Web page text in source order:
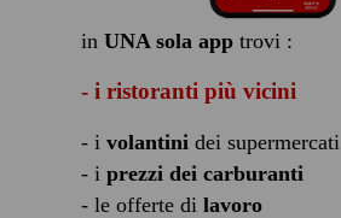
in UNA sola apptrovi :
- i ristoranti più vicini
- i volantinidei supermercati
- i prezzi dei carburanti
- le offerte di lavoro